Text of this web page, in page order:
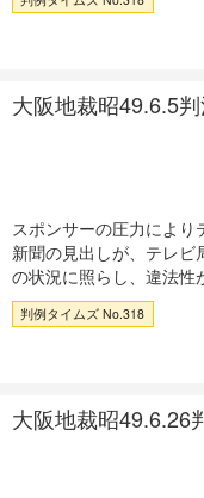
大阪地裁昭49.6.5
スポンサーの圧力によ
新聞の見出しが、テレ
の状況に照らし、違法性
判例タイムズ No.318
大阪地裁昭49.6.26